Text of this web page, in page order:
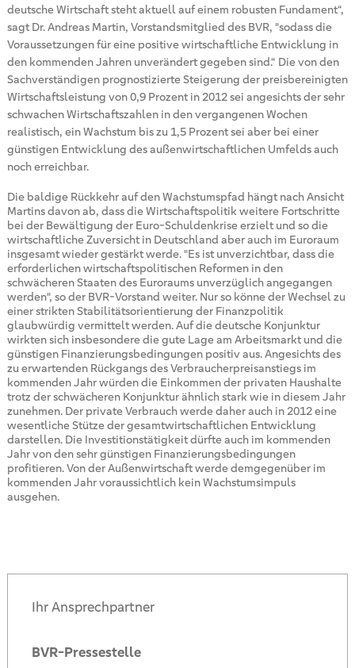
deutsche Wirtschaft steht aktuell auf einem robusten Fundament“,
sagt Dr. Andreas Martin, Vorstandsmitglied des BVR, "sodass die
Voraussetzungen für eine positive wirtschaftliche Entwicklung in
den kommenden Jahren unverändert gegeben sind.“ Die von den
Sachverständigen prognostizierte Steigerung der preisbereinigten
Wirtschaftsleistung von 0,9 Prozent in 2012 sei angesichts der sehr
schwachen Wirtschaftszahlen in den vergangenen Wochen
realistisch, ein Wachstum bis zu 1,5 Prozent sei aber bei einer
günstigen Entwicklung des außenwirtschaftlichen Umfelds auch
noch erreichbar.
Die baldige Rückkehr auf den Wachstumspfad hängt nach Ansicht
Martins davon ab, dass die Wirtschaftspolitik weitere Fortschritte
bei der Bewältigung der Euro-Schuldenkrise erzielt und so die
wirtschaftliche Zuversicht in Deutschland aber auch im Euroraum
insgesamt wieder gestärkt werde. "Es ist unverzichtbar, dass die
erforderlichen wirtschaftspolitischen Reformen in den
schwächeren Staaten des Euroraums unverzüglich angegangen
werden", so der BVR-Vorstand weiter. Nur so könne der Wechsel zu
einer strikten Stabilitätsorientierung der Finanzpolitik
glaubwürdig vermittelt werden. Auf die deutsche Konjunktur
wirkten sich insbesondere die gute Lage am Arbeitsmarkt und die
günstigen Finanzierungsbedingungen positiv aus. Angesichts des
zu erwartenden Rückgangs des Verbraucherpreisanstiegs im
kommenden Jahr würden die Einkommen der privaten Haushalte
trotz der schwächeren Konjunktur ähnlich stark wie in diesem Jahr
zunehmen. Der private Verbrauch werde daher auch in 2012 eine
wesentliche Stütze der gesamtwirtschaftlichen Entwicklung
darstellen. Die Investitionstätigkeit dürfte auch im kommenden
Jahr von den sehr günstigen Finanzierungsbedingungen
profitieren. Von der Außenwirtschaft werde demgegenüber im
kommenden Jahr voraussichtlich kein Wachstumsimpuls
ausgehen.
Ihr Ansprechpartner
BVR-Pressestelle